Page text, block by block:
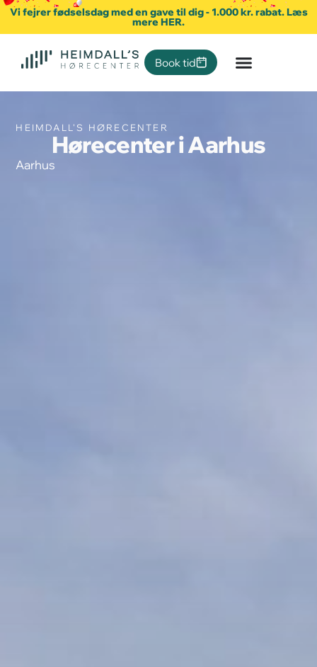
Vi fejrer fødselsdag med en gave til dig - 1.000 kr. rabat. Læs
mere HER.
Book tid
HEIMDALL'S HØRECENTER
Hørecenter i Aarhus
Aarhus